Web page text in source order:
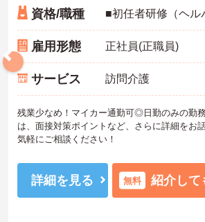
資格/職種
雇用形態 正社員(正職員)
サービス 訪問介護
残業少なめ！マイカー通勤可◎日勤のみの勤
は、面接対策ポイントなど、さらに詳細をお
気軽にご相談ください！
詳細を見る 無料 紹介して